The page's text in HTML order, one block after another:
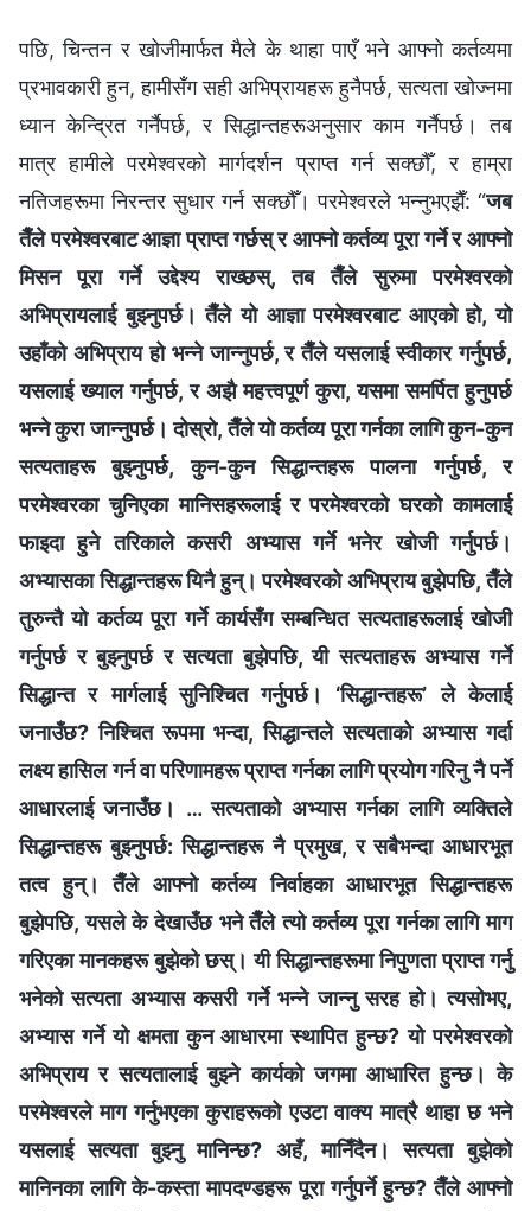
पछि, चिन्तन र खोजीमार्फत मैले के थाहा पाएँ भने आफ्नो कर्तव्यमा
प्रभावकारी हुन, हामीसँग सही अभिप्रायहरू हुनैपर्छ, सत्यता खोज्नमा
ध्यान केन्द्रित गर्नैपर्छ, र सिद्धान्तहरूअनुसार काम गर्नैपर्छ। तब
मात्र हामीले परमेश्‍वरको मार्गदर्शन प्राप्त गर्न सक्छौँ, र हाम्रा
नतिजहरूमा निरन्तर सुधार गर्न सक्छौँ। परमेश्‍वरले भन्नुभएझैँ: “जब
तैँले परमेश्‍वरबाट आज्ञा प्राप्त गर्छस् र आफ्नो कर्तव्य पूरा गर्ने र आफ्नो
मिसन पूरा गर्ने उद्देश्य राख्छस्, तब तैँले सुरुमा परमेश्‍वरको
अभिप्रायलाई बुझ्नुपर्छ। तैँले यो आज्ञा परमेश्‍वरबाट आएको हो, यो
उहाँको अभिप्राय हो भन्‍ने जान्‍नुपर्छ, र तैँले यसलाई स्वीकार गर्नुपर्छ,
यसलाई ख्याल गर्नुपर्छ, र अझै महत्त्वपूर्ण कुरा, यसमा समर्पित हुनुपर्छ
भन्ने कुरा जान्नुपर्छ। दोस्रो, तैँले यो कर्तव्य पूरा गर्नका लागि कुन-कुन
सत्यताहरू बुझ्नुपर्छ, कुन-कुन सिद्धान्तहरू पालना गर्नुपर्छ, र
परमेश्‍वरका चुनिएका मानिसहरूलाई र परमेश्‍वरको घरको कामलाई
फाइदा हुने तरिकाले कसरी अभ्यास गर्ने भनेर खोजी गर्नुपर्छ।
अभ्यासका सिद्धान्तहरू यिनै हुन्। परमेश्‍वरको अभिप्राय बुझेपछि, तैँले
तुरुन्तै यो कर्तव्य पूरा गर्ने कार्यसँग सम्बन्धित सत्यताहरूलाई खोजी
गर्नुपर्छ र बुझ्नुपर्छ र सत्यता बुझेपछि, यी सत्यताहरू अभ्यास गर्ने
सिद्धान्त र मार्गलाई सुनिश्‍चित गर्नुपर्छ। ‘सिद्धान्तहरू’ ले केलाई
जनाउँछ? निश्‍चित रूपमा भन्दा, सिद्धान्तले सत्यताको अभ्यास गर्दा
लक्ष्य हासिल गर्न वा परिणामहरू प्राप्त गर्नका लागि प्रयोग गरिनु नै पर्ने
आधारलाई जनाउँछ। … सत्यताको अभ्यास गर्नका लागि व्यक्तिले
सिद्धान्तहरू बुझ्नुपर्छ: सिद्धान्तहरू नै प्रमुख, र सबैभन्दा आधारभूत
तत्व हुन्। तैँले आफ्नो कर्तव्य निर्वाहका आधारभूत सिद्धान्तहरू
बुझेपछि, यसले के देखाउँछ भने तैँले त्यो कर्तव्य पूरा गर्नका लागि माग
गरिएका मानकहरू बुझेको छस्। यी सिद्धान्तहरूमा निपुणता प्राप्त गर्नु
भनेको सत्यता अभ्यास कसरी गर्ने भन्‍ने जान्नु सरह हो। त्यसोभए,
अभ्यास गर्ने यो क्षमता कुन आधारमा स्थापित हुन्छ? यो परमेश्‍वरको
अभिप्राय र सत्यतालाई बुझ्ने कार्यको जगमा आधारित हुन्छ। के
परमेश्‍वरले माग गर्नुभएका कुराहरूको एउटा वाक्य मात्रै थाहा छ भने
यसलाई सत्यता बुझ्नु मानिन्छ? अहँ, मानिँदैन। सत्यता बुझेको
मानिनका लागि के-कस्ता मापदण्डहरू पूरा गर्नुपर्ने हुन्छ? तैँले आफ्नो